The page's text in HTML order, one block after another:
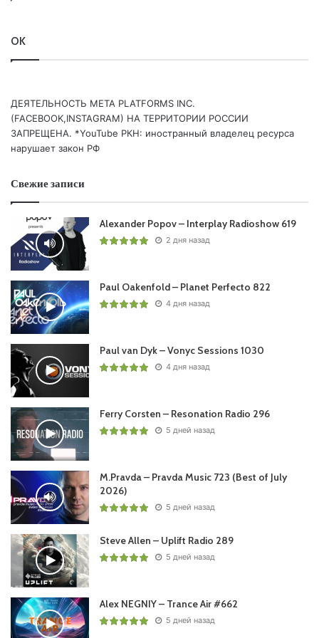
Ваша оценка:3.32 (
OK
ДЕЯТЕЛЬНОСТЬ МЕТА PLATFORMS INC.
(FACEBOOK,INSTAGRAM) НА ТЕРРИТОРИИ РОССИИ
ЗАПРЕЩЕНА. *YouTube РКН: иностранный владелец ресурса
нарушает закон РФ
Свежие записи
Alexander Popov – Interplay Radioshow 619
2 дня назад
Paul Oakenfold – Planet Perfecto 822
4 дня назад
Paul van Dyk – Vonyc Sessions 1030
4 дня назад
Ferry Corsten – Resonation Radio 296
5 дней назад
M.Pravda – Pravda Music 723 (Best of July
2026)
5 дней назад
Steve Allen – Uplift Radio 289
5 дней назад
Alex NEGNIY – Trance Air #662
5 дней назад